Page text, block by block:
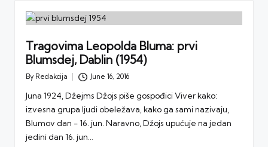
Tragovima Leopolda Bluma: prvi
Blumsdej, Dablin (1954)
Posted
By Redakcija June 16, 2016
Juna 1924, Džejms Džojs piše gospođici Viver kako:
izvesna grupa ljudi obeležava, kako ga sami nazivaju,
Blumov dan - 16. jun. Naravno, Džojs upućuje na jedan
jedini dan 16. jun…